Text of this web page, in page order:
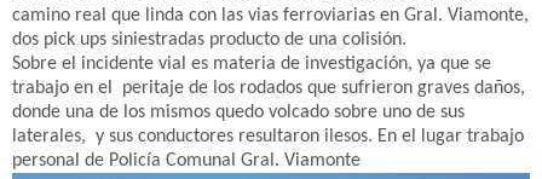
camino real que linda con las vias ferroviarias en Gral. Viamonte,
dos pick ups siniestradas producto de una colisión.
Sobre el incidente vial es materia de investigación, ya que se
trabajo en el peritaje de los rodados que sufrieron graves daños,
donde una de los mismos quedo volcado sobre uno de sus
laterales, y sus conductores resultaron ilesos. En el lugar trabajo
personal de Policía Comunal Gral. Viamonte